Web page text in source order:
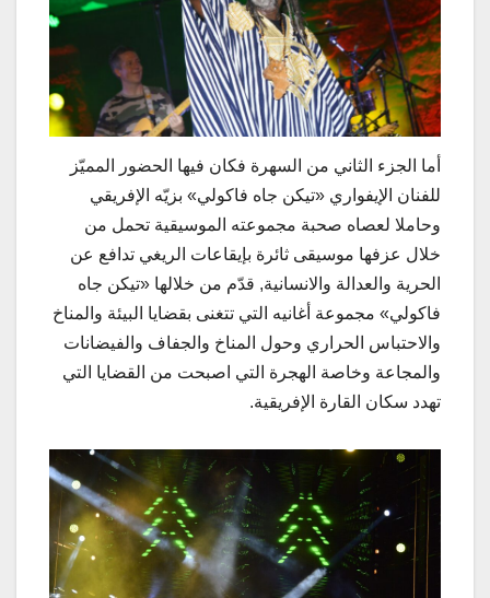
أما الجزء الثاني من السهرة فكان فيها الحضور المميّز
للفنان الإيفواري «تيكن جاه فاكولي» بزيّه الإفريقي
وحاملا لعصاه صحبة مجموعته الموسيقية تحمل من
خلال عزفها موسيقى ثائرة بإيقاعات الريغي تدافع عن
الحرية والعدالة والانسانية, قدّم من خلالها «تيكن جاه
فاكولي» مجموعة أغانيه التي تتغنى بقضايا البيئة والمناخ
والاحتباس الحراري وحول المناخ والجفاف والفيضانات
والمجاعة وخاصة الهجرة التي اصبحت من القضايا التي
تهدد سكان القارة الإفريقية.